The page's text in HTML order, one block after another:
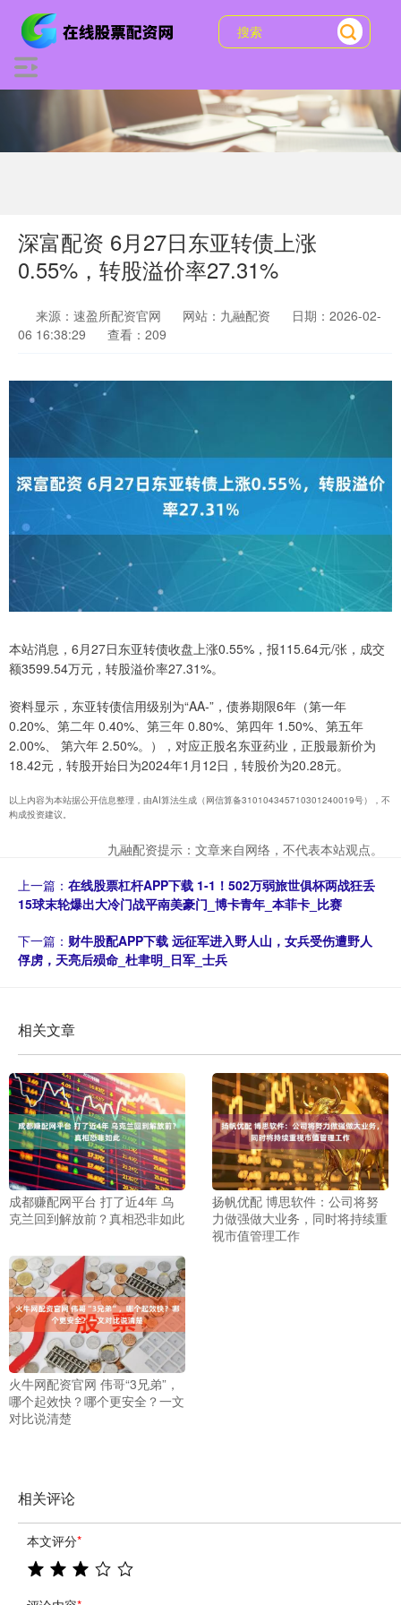
深富配资 6月27日东亚转债上涨
0.55%，转股溢价率27.31%
来源：速盈所配资官网 网站：九融配资
日期：2026-02-
06 16:38:29
查看：209
本站消息，6月27日东亚转债收盘上涨0.55%，报115.64元/张，成交
额3599.54万元，转股溢价率27.31%。
资料显示，东亚转债信用级别为“AA-”，债券期限6年（第一年
0.20%、第二年 0.40%、第三年 0.80%、第四年 1.50%、第五年
2.00%、 第六年 2.50%。），对应正股名东亚药业，正股最新价为
18.42元，转股开始日为2024年1月12日，转股价为20.28元。
以上内容为本站据公开信息整理，由AI算法生成（网信算备310104345710301240019号），不
构成投资建议。
九融配资提示：文章来自网络，不代表本站观点。
上一篇： 在线股票杠杆APP下载 1-1！502万弱旅世俱杯两战狂丢
15球末轮爆出大冷门战平南美豪门_博卡青年_本菲卡_比赛
下一篇： 财牛股配APP下载 远征军进入野人山，女兵受伤遭野人
俘虏，天亮后殒命_杜聿明_日军_士兵
相关文章
成都赚配网平台 打了近4年 乌
克兰回到解放前？真相恐非如此
扬帆优配 博思软件：公司将努
力做强做大业务，同时将持续重
视市值管理工作
火牛网配资官网 伟哥“3兄弟”，
哪个起效快？哪个更安全？一文
对比说清楚
相关评论
本文评分*